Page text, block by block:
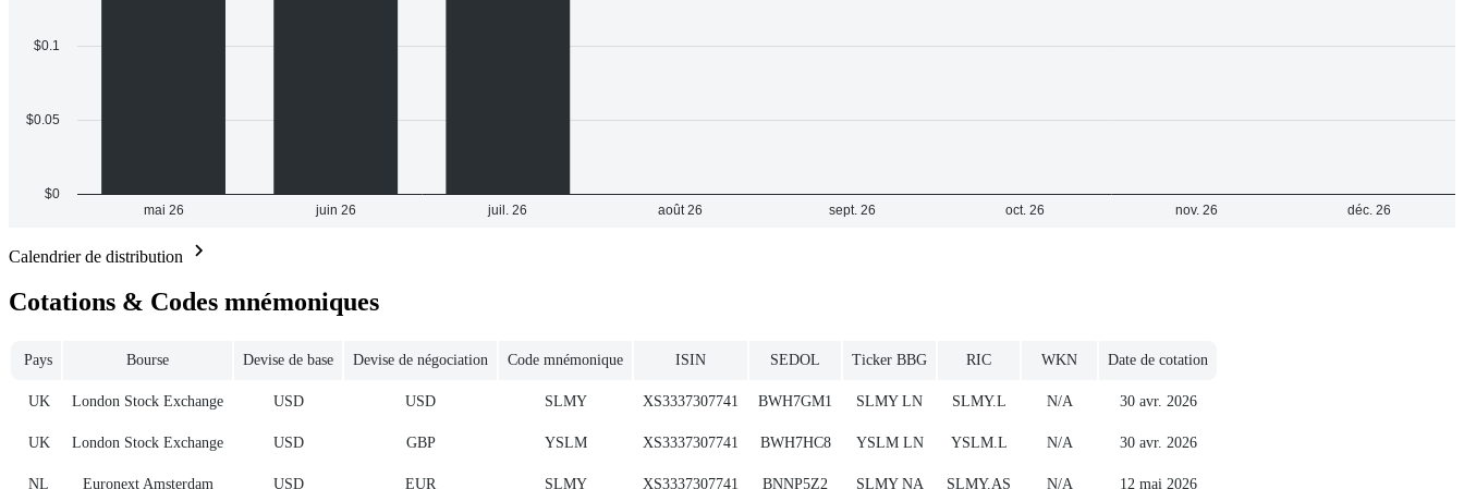
Calendrier de distribution
Cotations & Codes mnémoniques
Pays Bourse Devise de base Devise de négociation Code mnémonique ISIN SEDOL Ticker BBG RIC WKN Date de cotation
UK London Stock Exchange USD USD SLMY XS3337307741 BWH7GM1 SLMY LN SLMY.L N/A 30 avr. 2026
UK London Stock Exchange USD GBP YSLM XS3337307741 BWH7HC8 YSLM LN YSLM.L N/A 30 avr. 2026
NL Euronext Amsterdam USD EUR SLMY XS3337307741 BNNP5Z2 SLMY NA SLMY.AS N/A 12 mai 2026